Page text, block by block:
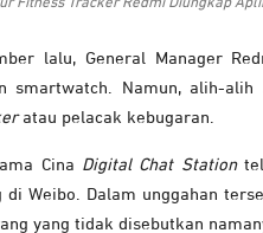
lalu, General Manager
smartwatch. Namun, alih-
atau pelacak kebugaran.
Cina Digital Chat Station
di Weibo. Dalam unggahan
yang tidak disebutkan